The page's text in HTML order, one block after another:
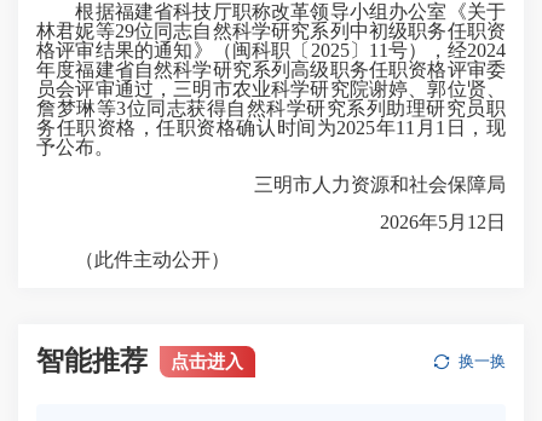
根据福建省科技厅职称改革领导小组办公室《关于
林君妮等29位同志自然科学研究系列中初级职务任职资
格评审结果的通知》（闽科职〔2025〕11号），经2024
年度福建省自然科学研究系列高级职务任职资格评审委
员会评审通过，三明市农业科学研究院谢婷、郭位贤、
詹梦琳等3位同志获得自然科学研究系列助理研究员职
务任职资格，任职资格确认时间为2025年11月1日，现
予公布。
三明市人力资源和社会保障局
2026年5月12日
（此件主动公开）
智能推荐 点击进入 换一换